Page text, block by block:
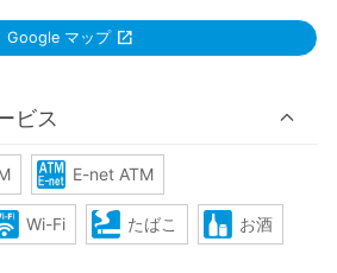
Google マップ
ビス
E-net ATM
Wi-Fi たばこ お酒